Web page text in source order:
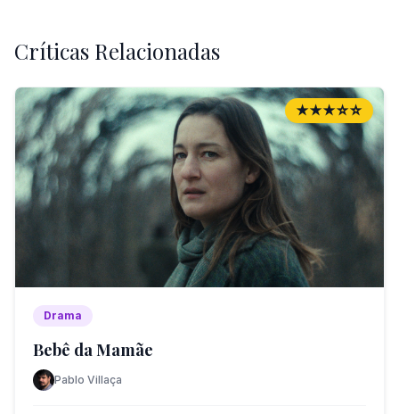
Críticas Relacionadas
★★★☆☆
Drama
Bebê da Mamãe
Pablo Villaça